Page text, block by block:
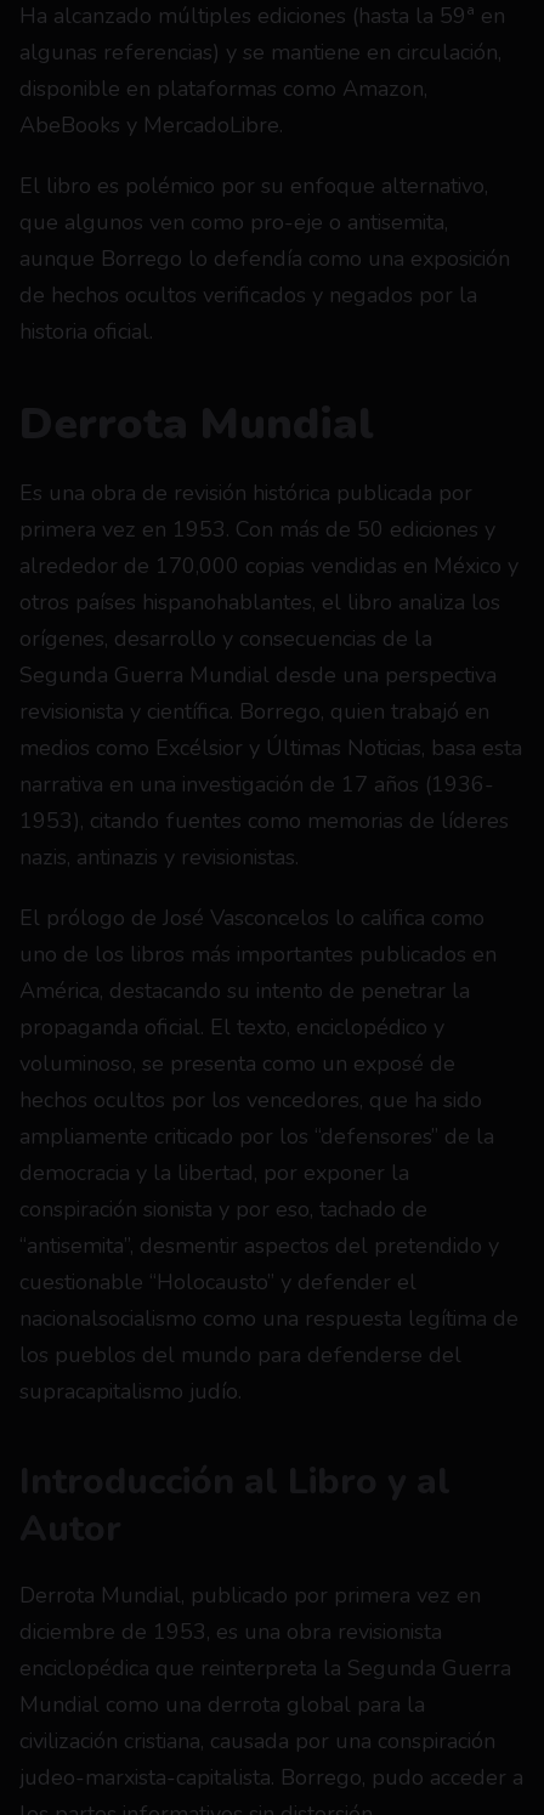
Ha alcanzado múltiples ediciones (hasta la 59ª en
algunas referencias) y se mantiene en circulación,
disponible en plataformas como Amazon,
AbeBooks y MercadoLibre.
El libro es polémico por su enfoque alternativo,
que algunos ven como pro-eje o antisemita,
aunque Borrego lo defendía como una exposición
de hechos ocultos verificados y negados por la
historia oficial.
Es una obra de revisión histórica publicada por
primera vez en 1953. Con más de 50 ediciones y
alrededor de 170,000 copias vendidas en México y
otros países hispanohablantes, el libro analiza los
orígenes, desarrollo y consecuencias de la
Segunda Guerra Mundial desde una perspectiva
revisionista y científica. Borrego, quien trabajó en
medios como Excélsior y Últimas Noticias, basa esta
narrativa en una investigación de 17 años (1936-
1953), citando fuentes como memorias de líderes
nazis, antinazis y revisionistas.
El prólogo de José Vasconcelos lo califica como
uno de los libros más importantes publicados en
América, destacando su intento de penetrar la
propaganda oficial. El texto, enciclopédico y
voluminoso, se presenta como un exposé de
hechos ocultos por los vencedores, que ha sido
ampliamente criticado por los “defensores” de la
democracia y la libertad, por exponer la
conspiración sionista y por eso, tachado de
“antisemita”, desmentir aspectos del pretendido y
cuestionable “Holocausto” y defender el
nacionalsocialismo como una respuesta legítima de
los pueblos del mundo para defenderse del
supracapitalismo judío.
Derrota Mundial, publicado por primera vez en
diciembre de 1953, es una obra revisionista
enciclopédica que reinterpreta la Segunda Guerra
Mundial como una derrota global para la
civilización cristiana, causada por una conspiración
judeo-marxista-capitalista. Borrego, pudo acceder a